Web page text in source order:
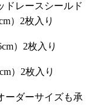
ドレースシールド
）2枚入り
）2枚入り
）2枚入り
ーダーサイズも承